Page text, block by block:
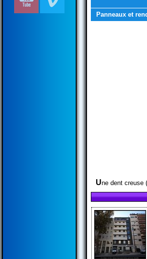
Panneaux et
Une dent creuse